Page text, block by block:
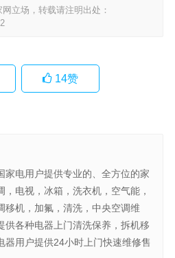
立场，转载请注明出处：
14赞
家电用户提供专业的、全方位的家
电视，冰箱，洗衣机，空气能，
移机，加氟，清洗，中央空调维
供各种电器上门清洗保养，拆机移
器用户提供24小时上门快速维修售